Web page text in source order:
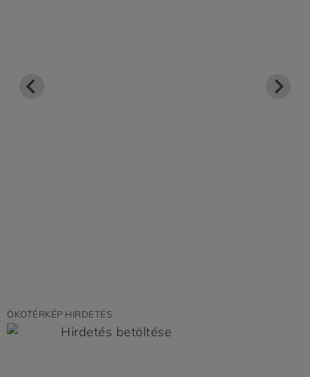
ÖKOTÉRKÉP HIRDETÉS